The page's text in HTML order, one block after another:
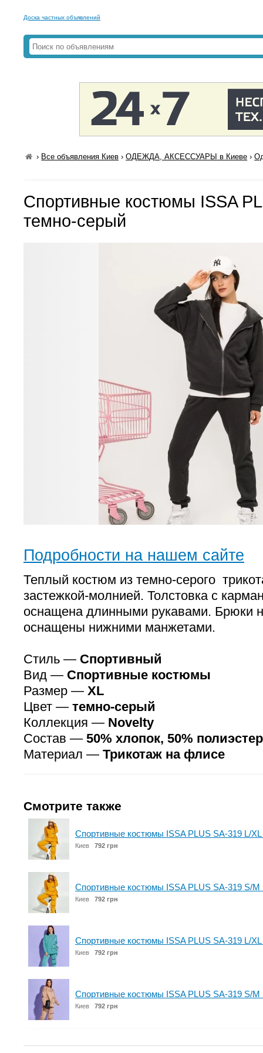
Доска частных объявлений
› Все объявления Киев ›ОДЕЖДА, АКСЕССУАРЫ в Киеве ›
Спортивные костюмы ISSA
темно-серый
Подробности на нашем сайте
Теплый костюм из темно-серого
застежкой-молнией. Толстовка с
оснащена длинными рукавами. Брюки
оснащены нижними манжетами.
Стиль — Спортивный
Вид — Спортивные костюмы
Размер — XL
Цвет — темно-серый
Коллекция — Novelty
Состав — 50% хлопок, 50% полиэстер
Материал — Трикотаж на флисе
Смотрите также
Спортивные костюмы ISSA PLUS SA-319 L/XL
Киев 792 грн
Спортивные костюмы ISSA PLUS SA-319 S/M
Киев 792 грн
Спортивные костюмы ISSA PLUS SA-319 L/
Киев 792 грн
Спортивные костюмы ISSA PLUS SA-319 S/
Киев 792 грн